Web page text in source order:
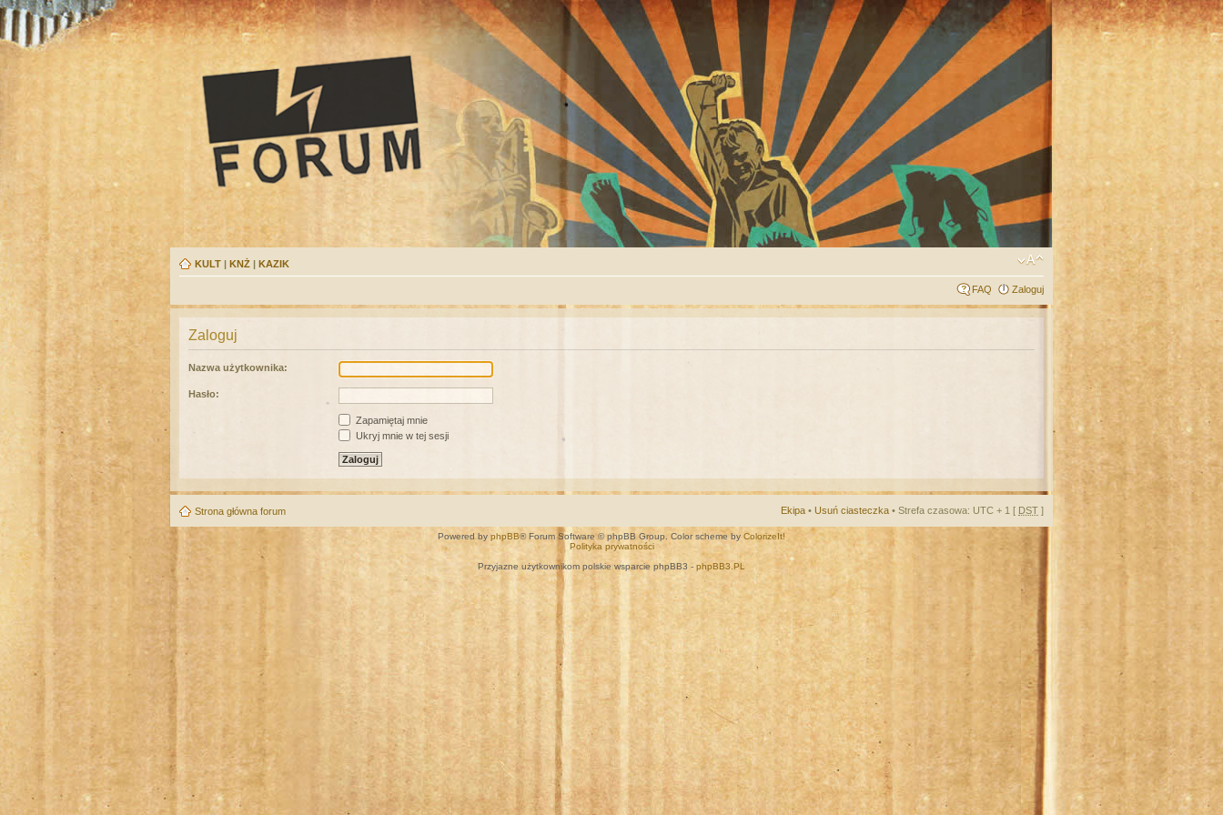
KULT | KNŻ | KAZIK
FAQ Zaloguj
Zaloguj
Nazwa użytkownika:
Hasło:
Zapamiętaj mnie
Ukryj mnie w tej sesji
Strona główna forum Ekipa • Usuń ciasteczka • Strefa czasowa: UTC + 1 [ DST ]
Powered by phpBB® Forum Software © phpBB Group. Color scheme by ColorizeIt!
Polityka prywatności
Przyjazne użytkownikom polskie wsparcie phpBB3 - phpBB3.PL